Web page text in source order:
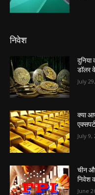
निवेश
डॉलर
July
क्या
July 9,
चीन
निवेश
June